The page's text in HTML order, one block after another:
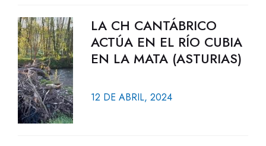
LA CH CANTÁBRICO
ACTÚA EN EL RÍO CUBIA
EN LA MATA (ASTURIAS)
12 DE ABRIL, 2024